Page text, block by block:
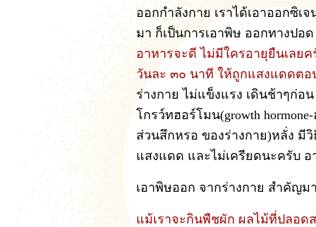
ออกกำลังกาย เราได้เอาออกซิเ
มา ก็เป็นการเอาพิษ ออกทางป
อาหารจะดี ไม่มีใครอายุยืนเลย
วันละ ๓๐ นาที ให้ถูกแสงแดดตอ
ร่างกาย ไม่แข็งแรง เดินช้าๆก่อ
โกรว์ทฮอร์โมน(growth
ส่วนสึกหรอ ของร่างกาย)หลั่ง มี
แสงแดด และไม่เครียดนะครับ อ
เอาพิษออก จากร่างกาย สำคัญม
แม้เราจะกินพืชผัก ผลไม้ที่ปลอด